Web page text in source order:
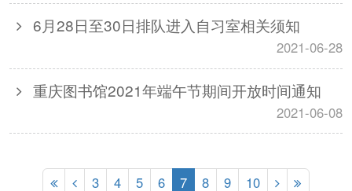
6月28日至30日排队进入自习室相关须知
2021-06-28
重庆图书馆2021年端午节期间开放时间通知
2021-06-08
3 4 5 6 7 8 9 10